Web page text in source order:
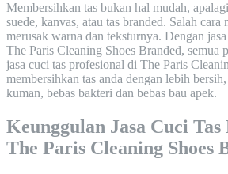
Membersihkan tas bukan hal mudah,
suede, kanvas, atau tas branded. Salah cara
merusak warna dan teksturnya. Dengan
The Paris Cleaning Shoes Branded, semua
jasa cuci tas profesional di The Paris
membersihkan tas anda dengan lebih
kuman, bebas bakteri dan bebas bau apek.
Keunggulan Jasa Cuci
The Paris Cleaning Shoes